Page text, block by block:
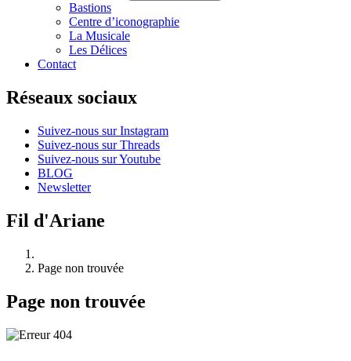
Bastions
Centre d’iconographie
La Musicale
Les Délices
Contact
Réseaux sociaux
Suivez-nous sur Instagram
Suivez-nous sur Threads
Suivez-nous sur Youtube
BLOG
Newsletter
Fil d'Ariane
Page non trouvée
Page non trouvée